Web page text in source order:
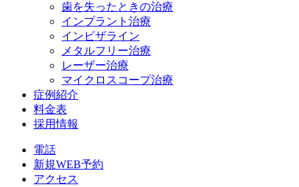
歯を失ったときの治療
インプラント治療
インビザライン
メタルフリー治療
レーザー治療
マイクロスコープ治療
症例紹介
料金表
採用情報
電話
新規WEB予約
アクセス